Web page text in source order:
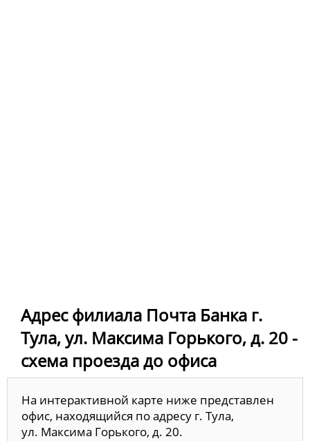
Адрес филиала Почта Банка г.
Тула, ул. Максима Горького, д. 20 -
схема проезда до офиса
На интерактивной карте ниже представлен
офис, находящийся по адресу г. Тула,
ул. Максима Горького, д. 20.